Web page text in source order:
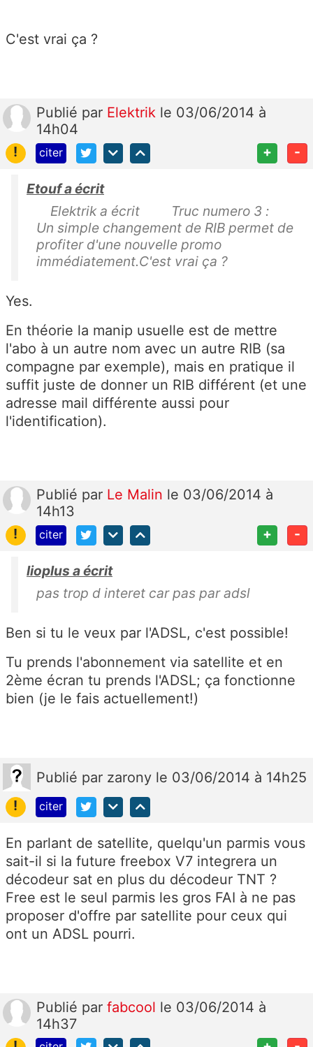
C'est vrai ça ?
Publié par Elektrik le 03/06/2014 à
14h04
!
citer + -
Etouf a écrit
Elektrik a écrit Truc numero 3 :
Un simple changement de RIB permet de
profiter d'une nouvelle promo
immédiatement.C'est vrai ça ?
Yes.
En théorie la manip usuelle est de mettre
l'abo à un autre nom avec un autre RIB (sa
compagne par exemple), mais en pratique il
suffit juste de donner un RIB différent (et une
adresse mail différente aussi pour
l'identification).
Publié par Le Malin le 03/06/2014 à
14h13
!
citer + -
lioplus a écrit
pas trop d interet car pas par adsl
Ben si tu le veux par l'ADSL, c'est possible!
Tu prends l'abonnement via satellite et en
2ème écran tu prends l'ADSL; ça fonctionne
bien (je le fais actuellement!)
Publié par zarony le 03/06/2014 à 14h25
!
citer
En parlant de satellite, quelqu'un parmis vous
sait-il si la future freebox V7 integrera un
décodeur sat en plus du décodeur TNT ?
Free est le seul parmis les gros FAI à ne pas
proposer d'offre par satellite pour ceux qui
ont un ADSL pourri.
Publié par fabcool le 03/06/2014 à
14h37